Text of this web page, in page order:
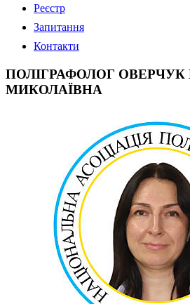
Реєстр
Запитання
Контакти
ПОЛІГРАФОЛОГ ОВЕРЧУК
МИКОЛАЇВНА